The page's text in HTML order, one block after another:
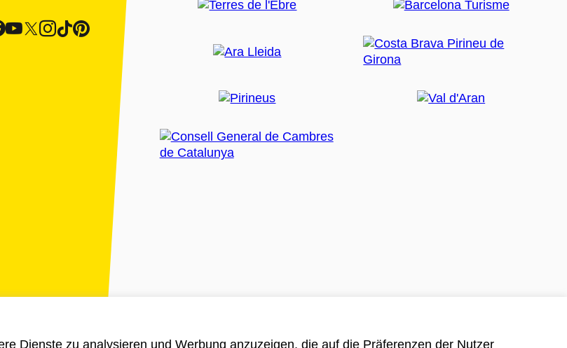
Dienste zu analysieren und Werbung anzuzeigen, die auf die Präferenzen der Nutzer